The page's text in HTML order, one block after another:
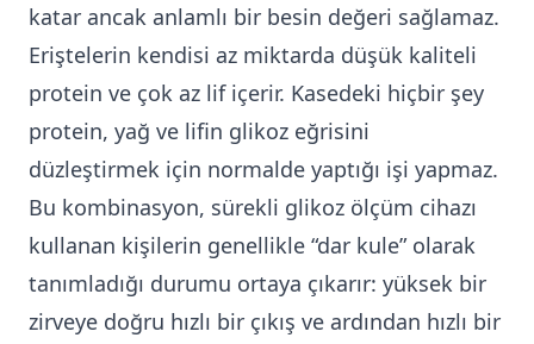
katar ancak anlamlı bir besin değeri sağlamaz.
Eriştelerin kendisi az miktarda düşük kaliteli
protein ve çok az lif içerir. Kasedeki hiçbir şey
protein, yağ ve lifin glikoz eğrisini
düzleştirmek için normalde yaptığı işi yapmaz.
Bu kombinasyon, sürekli glikoz ölçüm cihazı
kullanan kişilerin genellikle “dar kule” olarak
tanımladığı durumu ortaya çıkarır: yüksek bir
zirveye doğru hızlı bir çıkış ve ardından hızlı bir